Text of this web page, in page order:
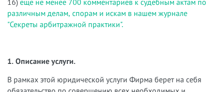
16) еще не менее 700 комментариев к судебным актам по
различным делам, спорам и искам в нашем журнале
"Секреты арбитражной практики".
1. Описание услуги.
В рамках этой юридической услуги Фирма берет на себя